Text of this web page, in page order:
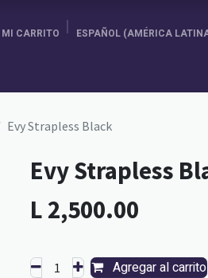
MI CARRITO ESPAÑOL (AMÉRICA
Evy Strapless Black
Evy Strapless
L 2,500.00
Agregar al carrito